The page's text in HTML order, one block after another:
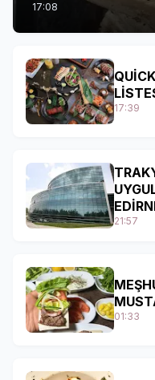
17:08
17:39
21:57
01:33